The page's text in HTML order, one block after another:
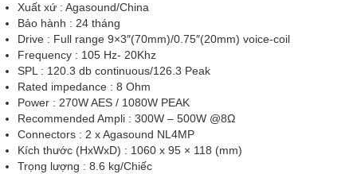
Xuất xứ : Agasound/China
Bảo hành : 24 tháng
Drive : Full range 9×3″(70mm)/0.75″(20mm) voice-coil
Frequency : 105 Hz- 20Khz
SPL : 120.3 db continuous/126.3 Peak
Rated impedance : 8 Ohm
Power : 270W AES / 1080W PEAK
Recommended Ampli : 300W – 500W @8Ω
Connectors : 2 x Agasound NL4MP
Kích thước (HxWxD) : 1060 x 95 × 118 (mm)
Trọng lượng : 8.6 kg/Chiếc